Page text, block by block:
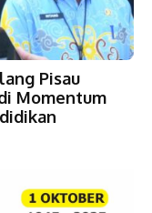
Pisau
Momentum